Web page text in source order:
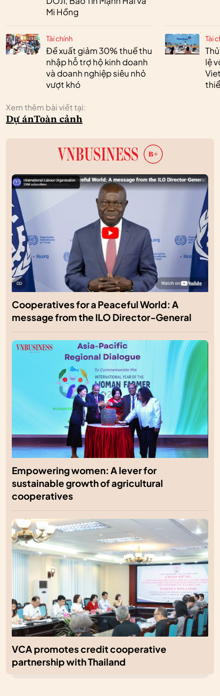
Mi Hồng
Tài chính
Đề xuất giảm 30% thuế thu
nhập hỗ trợ hộ kinh doanh
và doanh nghiệp siêu nhỏ
vượt khó
Tài
lệ
Xem thêm bài viết tại:
Dự ánToàn cảnh
Cooperatives for a Peaceful World: A
message from the ILO Director-General
Empowering women: A lever for
sustainable growth of agricultural
cooperatives
VCA promotes credit cooperative
partnership with Thailand